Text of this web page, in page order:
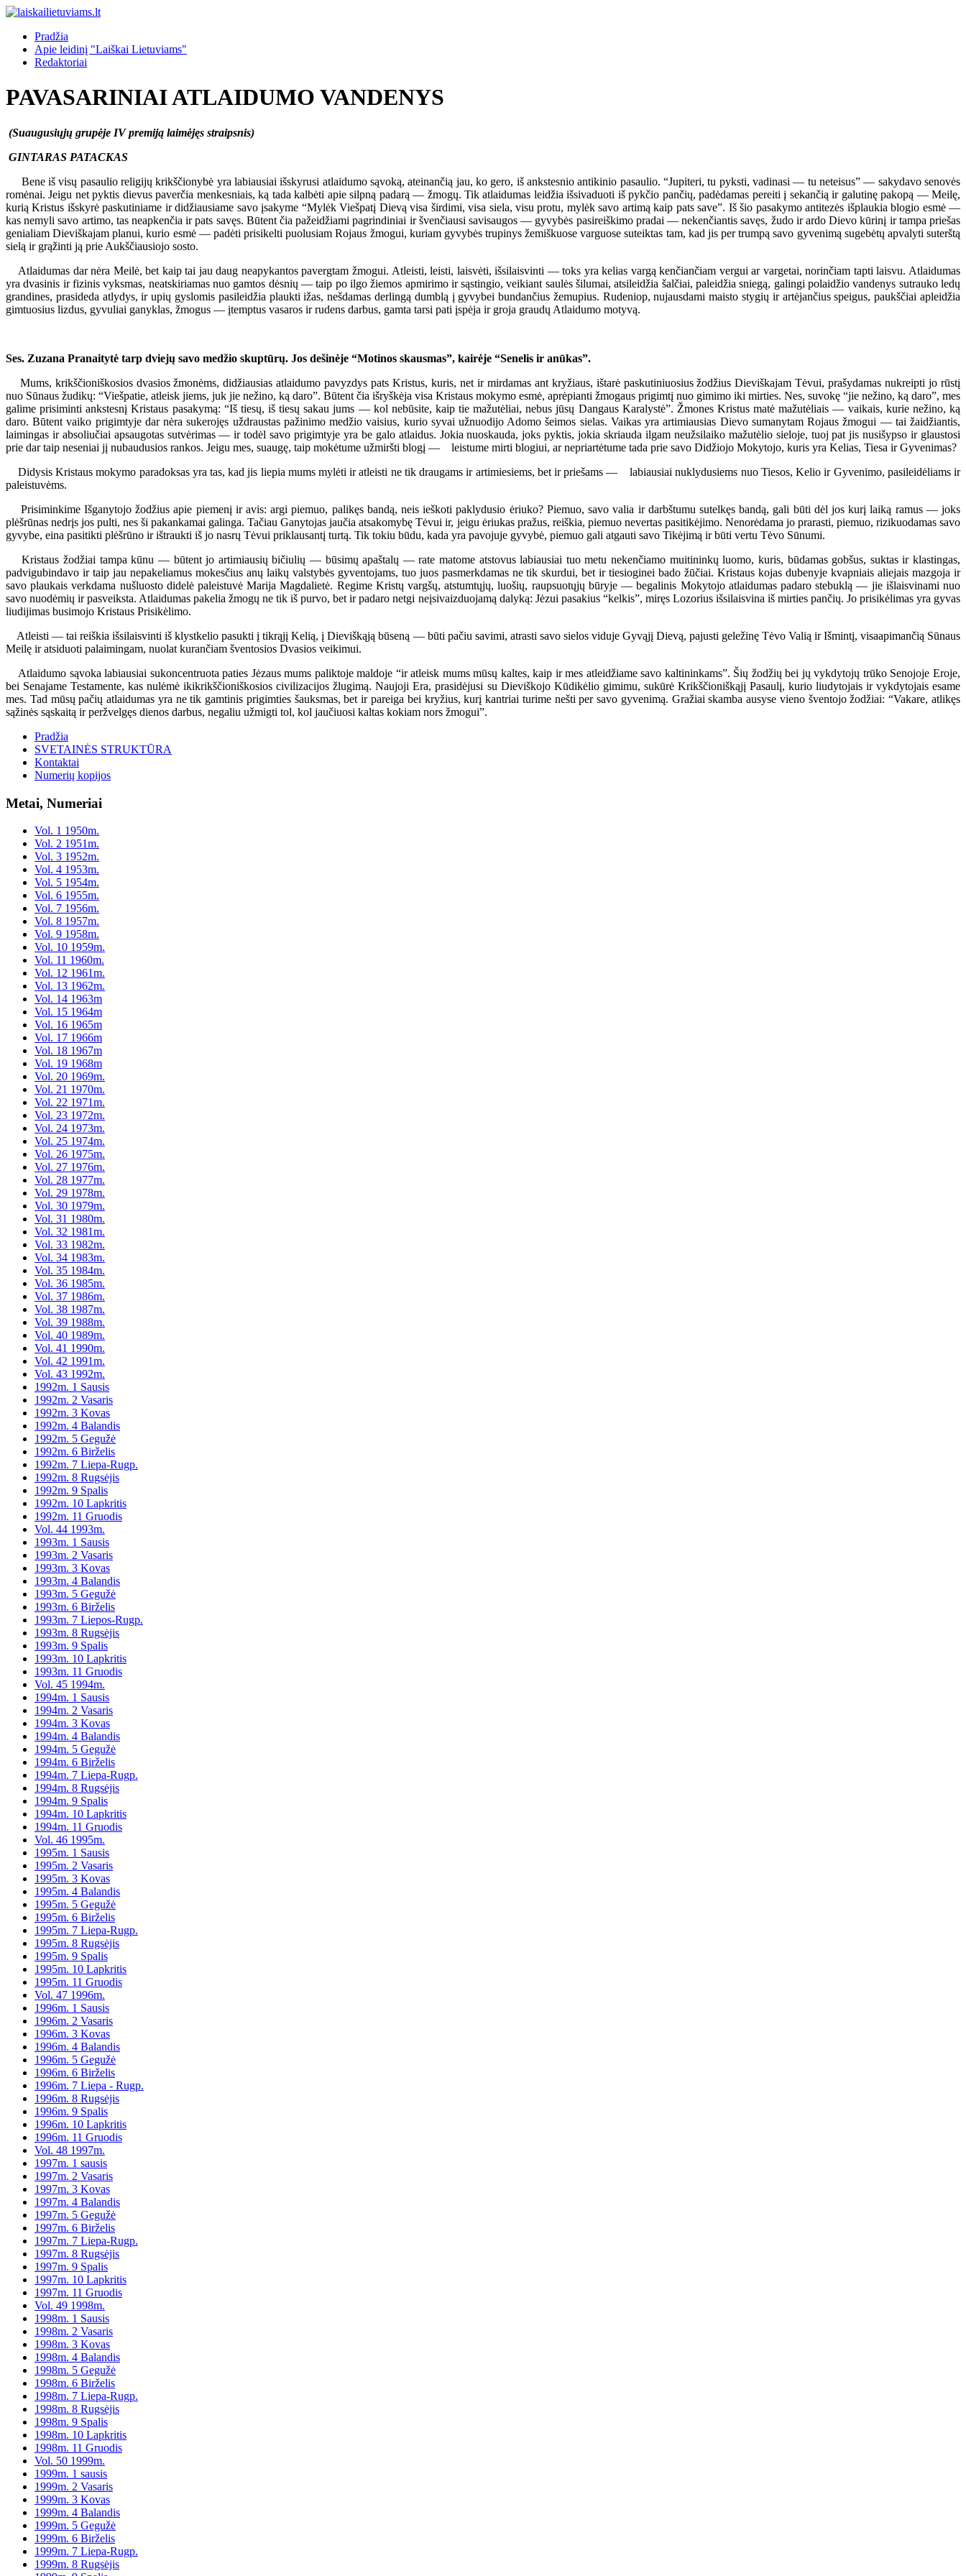
Pradžia
Apie leidinį "Laiškai Lietuviams"
Redaktoriai
PAVASARINIAI ATLAIDUMO VANDENYS
(Suaugusiųjų grupėje IV premiją laimėjęs straipsnis)
GINTARAS PATACKAS
Bene iš visų pasaulio religijų krikščionybė yra labiausiai išskyrusi atlaidumo sąvoką, ateinančią jau, ko gero, iš ankstesnio antikinio pasaulio. “Jupiteri, tu pyksti, vadinasi — tu neteisus” — sakydavo senovės
romėnai. Jeigu net pyktis dievus paverčia menkesniais, ką tada kalbėti apie silpną padarą — žmogų. Tik atlaidumas leidžia išsivaduoti iš pykčio pančių, padėdamas pereiti į sekančią ir galutinę pakopą — Meilę,
kurią Kristus išskyrė paskutiniame ir didžiausiame savo įsakyme “Mylėk Viešpatį Dievą visa širdimi, visa siela, visu protu, mylėk savo artimą kaip pats save”. Iš šio pasakymo antitezės išplaukia blogio esmė —
kas nemyli savo artimo, tas neapkenčia ir pats savęs. Būtent čia pažeidžiami pagrindiniai ir švenčiausi savisaugos — gyvybės pasireiškimo pradai — nekenčiantis savęs, žudo ir ardo Dievo kūrinį ir tampa priešas
genialiam Dieviškajam planui, kurio esmė — padėti prisikelti puolusiam Rojaus žmogui, kuriam gyvybės trupinys žemiškuose varguose suteiktas tam, kad jis per trumpą savo gyvenimą sugebėtų apvalyti suterštą
sielą ir grąžinti ją prie Aukščiausiojo sosto.
Atlaidumas dar nėra Meilė, bet kaip tai jau daug neapykantos pavergtam žmogui. Atleisti, leisti, laisvėti, išsilaisvinti — toks yra kelias vargą kenčiančiam vergui ar vargetai, norinčiam tapti laisvu. Atlaidumas
yra dvasinis ir fizinis vyksmas, neatskiriamas nuo gamtos dėsnių — taip po ilgo žiemos apmirimo ir sąstingio, veikiant saulės šilumai, atsileidžia šalčiai, paleidžia sniegą, galingi polaidžio vandenys sutrauko ledų
grandines, prasideda atlydys, ir upių gyslomis pasileidžia plaukti ižas, nešdamas derlingą dumblą į gyvybei bundančius žemupius. Rudeniop, nujausdami maisto stygių ir artėjančius speigus, paukščiai apleidžia
gimtuosius lizdus, gyvuliai ganyklas, žmogus — įtemptus vasaros ir rudens darbus, gamta tarsi pati įspėja ir groja graudų Atlaidumo motyvą.
Ses. Zuzana Pranaitytė tarp dviejų savo medžio skuptūrų. Jos dešinėje “Motinos skausmas”, kairėje “Senelis ir anūkas”.
Mums, krikščioniškosios dvasios žmonėms, didžiausias atlaidumo pavyzdys pats Kristus, kuris, net ir mirdamas ant kryžiaus, ištarė paskutiniuosius žodžius Dieviškajam Tėvui, prašydamas nukreipti jo rūstį
nuo Sūnaus žudikų: “Viešpatie, atleisk jiems, juk jie nežino, ką daro”. Būtent čia išryškėja visa Kristaus mokymo esmė, aprėpianti žmogaus prigimtį nuo gimimo iki mirties. Nes, suvokę “jie nežino, ką daro”, mes
galime prisiminti ankstesnį Kristaus pasakymą: “Iš tiesų, iš tiesų sakau jums — kol nebūsite, kaip tie mažutėliai, nebus jūsų Dangaus Karalystė”. Žmones Kristus matė mažutėliais — vaikais, kurie nežino, ką
daro. Būtent vaiko prigimtyje dar nėra sukerojęs uždraustas pažinimo medžio vaisius, kurio syvai užnuodijo Adomo šeimos sielas. Vaikas yra artimiausias Dievo sumanytam Rojaus žmogui — tai žaidžiantis,
laimingas ir absoliučiai apsaugotas sutvėrimas — ir todėl savo prigimtyje yra be galo atlaidus. Jokia nuoskauda, joks pyktis, jokia skriauda ilgam neužsilaiko mažutėlio sieloje, tuoj pat jis nusišypso ir glaustosi
prie dar taip neseniai jį nubaudusios rankos. Jeigu mes, suaugę, taip mokėtume užmiršti blogį — leistume mirti blogiui, ar nepriartėtume tada prie savo Didžiojo Mokytojo, kuris yra Kelias, Tiesa ir Gyvenimas?
Didysis Kristaus mokymo paradoksas yra tas, kad jis liepia mums mylėti ir atleisti ne tik draugams ir artimiesiems, bet ir priešams — labiausiai nuklydusiems nuo Tiesos, Kelio ir Gyvenimo, pasileidėliams ir
paleistuvėms.
Prisiminkime Išganytojo žodžius apie piemenį ir avis: argi piemuo, palikęs bandą, neis ieškoti paklydusio ėriuko? Piemuo, savo valia ir darbštumu sutelkęs bandą, gali būti dėl jos kurį laiką ramus — joks
plėšrūnas nedrįs jos pulti, nes ši pakankamai galinga. Tačiau Ganytojas jaučia atsakomybę Tėvui ir, jeigu ėriukas pražus, reiškia, piemuo nevertas pasitikėjimo. Nenorėdama jo prarasti, piemuo, rizikuodamas savo
gyvybe, eina pasitikti plėšrūno ir ištraukti iš jo nasrų Tėvui priklausantį turtą. Tik tokiu būdu, kada yra pavojuje gyvybė, piemuo gali atgauti savo Tikėjimą ir būti vertu Tėvo Sūnumi.
Kristaus žodžiai tampa kūnu — būtent jo artimiausių bičiulių — būsimų apaštalų — rate matome atstovus labiausiai tuo metu nekenčiamo muitininkų luomo, kuris, būdamas gobšus, suktas ir klastingas,
padvigubindavo ir taip jau nepakeliamus mokesčius anų laikų valstybės gyventojams, tuo juos pasmerkdamas ne tik skurdui, bet ir tiesioginei bado žūčiai. Kristaus kojas dubenyje kvapniais aliejais mazgoja ir
savo plaukais verkdama nušluosto didelė paleistuvė Marija Magdalietė. Regime Kristų vargšų, atstumtųjų, luošių, raupsuotųjų būryje — begalinis Mokytojo atlaidumas padaro stebuklą — jie išlaisvinami nuo
savo nuodėmių ir pasveiksta. Atlaidumas pakelia žmogų ne tik iš purvo, bet ir padaro netgi neįsivaizduojamą dalyką: Jėzui pasakius “kelkis”, miręs Lozorius išsilaisvina iš mirties pančių. Jo prisikėlimas yra gyvas
liudijimas busimojo Kristaus Prisikėlimo.
Atleisti — tai reiškia išsilaisvinti iš klystkelio pasukti į tikrąjį Kelią, į Dieviškąją būseną — būti pačiu savimi, atrasti savo sielos viduje Gyvąjį Dievą, pajusti geležinę Tėvo Valią ir Išmintį, visaapimančią Sūnaus
Meilę ir atsiduoti palaimingam, nuolat kurančiam šventosios Dvasios veikimui.
Atlaidumo sąvoka labiausiai sukoncentruota paties Jėzaus mums paliktoje maldoje “ir atleisk mums mūsų kaltes, kaip ir mes atleidžiame savo kaltininkams”. Šių žodžių bei jų vykdytojų trūko Senojoje Eroje,
bei Senajame Testamente, kas nulėmė ikikrikščioniškosios civilizacijos žlugimą. Naujoji Era, prasidėjusi su Dieviškojo Kūdikėlio gimimu, sukūrė Krikščioniškąjį Pasaulį, kurio liudytojais ir vykdytojais esame
mes. Tad mūsų pačių atlaidumas yra ne tik gamtinis prigimties šauksmas, bet ir pareiga bei kryžius, kurį kantriai turime nešti per savo gyvenimą. Gražiai skamba ausyse vieno šventojo žodžiai: “Vakare, atlikęs
sąžinės sąskaitą ir peržvelgęs dienos darbus, negaliu užmigti tol, kol jaučiuosi kaltas kokiam nors žmogui”.
Pradžia
SVETAINĖS STRUKTŪRA
Kontaktai
Numerių kopijos
Metai, Numeriai
Vol. 1 1950m.
Vol. 2 1951m.
Vol. 3 1952m.
Vol. 4 1953m.
Vol. 5 1954m.
Vol. 6 1955m.
Vol. 7 1956m.
Vol. 8 1957m.
Vol. 9 1958m.
Vol. 10 1959m.
Vol. 11 1960m.
Vol. 12 1961m.
Vol. 13 1962m.
Vol. 14 1963m
Vol. 15 1964m
Vol. 16 1965m
Vol. 17 1966m
Vol. 18 1967m
Vol. 19 1968m
Vol. 20 1969m.
Vol. 21 1970m.
Vol. 22 1971m.
Vol. 23 1972m.
Vol. 24 1973m.
Vol. 25 1974m.
Vol. 26 1975m.
Vol. 27 1976m.
Vol. 28 1977m.
Vol. 29 1978m.
Vol. 30 1979m.
Vol. 31 1980m.
Vol. 32 1981m.
Vol. 33 1982m.
Vol. 34 1983m.
Vol. 35 1984m.
Vol. 36 1985m.
Vol. 37 1986m.
Vol. 38 1987m.
Vol. 39 1988m.
Vol. 40 1989m.
Vol. 41 1990m.
Vol. 42 1991m.
Vol. 43 1992m.
1992m. 1 Sausis
1992m. 2 Vasaris
1992m. 3 Kovas
1992m. 4 Balandis
1992m. 5 Gegužė
1992m. 6 Birželis
1992m. 7 Liepa-Rugp.
1992m. 8 Rugsėjis
1992m. 9 Spalis
1992m. 10 Lapkritis
1992m. 11 Gruodis
Vol. 44 1993m.
1993m. 1 Sausis
1993m. 2 Vasaris
1993m. 3 Kovas
1993m. 4 Balandis
1993m. 5 Gegužė
1993m. 6 Birželis
1993m. 7 Liepos-Rugp.
1993m. 8 Rugsėjis
1993m. 9 Spalis
1993m. 10 Lapkritis
1993m. 11 Gruodis
Vol. 45 1994m.
1994m. 1 Sausis
1994m. 2 Vasaris
1994m. 3 Kovas
1994m. 4 Balandis
1994m. 5 Gegužė
1994m. 6 Birželis
1994m. 7 Liepa-Rugp.
1994m. 8 Rugsėjis
1994m. 9 Spalis
1994m. 10 Lapkritis
1994m. 11 Gruodis
Vol. 46 1995m.
1995m. 1 Sausis
1995m. 2 Vasaris
1995m. 3 Kovas
1995m. 4 Balandis
1995m. 5 Gegužė
1995m. 6 Birželis
1995m. 7 Liepa-Rugp.
1995m. 8 Rugsėjis
1995m. 9 Spalis
1995m. 10 Lapkritis
1995m. 11 Gruodis
Vol. 47 1996m.
1996m. 1 Sausis
1996m. 2 Vasaris
1996m. 3 Kovas
1996m. 4 Balandis
1996m. 5 Gegužė
1996m. 6 Birželis
1996m. 7 Liepa - Rugp.
1996m. 8 Rugsėjis
1996m. 9 Spalis
1996m. 10 Lapkritis
1996m. 11 Gruodis
Vol. 48 1997m.
1997m. 1 sausis
1997m. 2 Vasaris
1997m. 3 Kovas
1997m. 4 Balandis
1997m. 5 Gegužė
1997m. 6 Birželis
1997m. 7 Liepa-Rugp.
1997m. 8 Rugsėjis
1997m. 9 Spalis
1997m. 10 Lapkritis
1997m. 11 Gruodis
Vol. 49 1998m.
1998m. 1 Sausis
1998m. 2 Vasaris
1998m. 3 Kovas
1998m. 4 Balandis
1998m. 5 Gegužė
1998m. 6 Birželis
1998m. 7 Liepa-Rugp.
1998m. 8 Rugsėjis
1998m. 9 Spalis
1998m. 10 Lapkritis
1998m. 11 Gruodis
Vol. 50 1999m.
1999m. 1 sausis
1999m. 2 Vasaris
1999m. 3 Kovas
1999m. 4 Balandis
1999m. 5 Gegužė
1999m. 6 Birželis
1999m. 7 Liepa-Rugp.
1999m. 8 Rugsėjis